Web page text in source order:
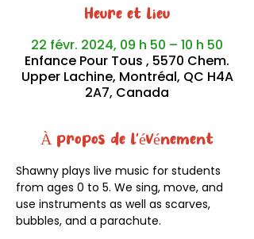
Heure et lieu
22 févr. 2024, 09 h 50 – 10 h 50
Enfance Pour Tous , 5570 Chem.
Upper Lachine, Montréal, QC H4A
2A7, Canada
À propos de l'événement
Shawny plays live music for students
from ages 0 to 5. We sing, move, and
use instruments as well as scarves,
bubbles, and a parachute.